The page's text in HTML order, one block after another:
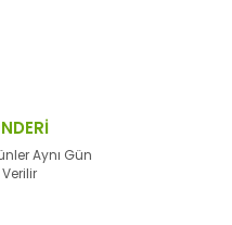
Aynı Gün